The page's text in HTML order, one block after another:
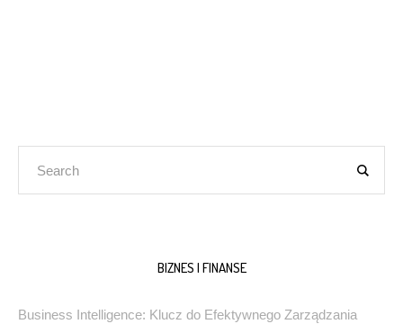
BIZNES I FINANSE
Business Intelligence: Klucz do Efektywnego Zarządzania